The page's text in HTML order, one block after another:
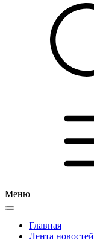
Меню
Главная
Лента новостей